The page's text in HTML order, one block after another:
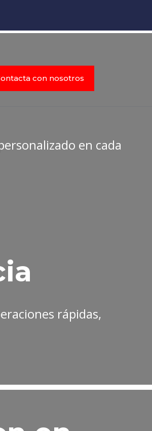
con nosotros
en cada
rápidas,